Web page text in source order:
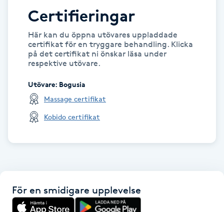
Gravidmassage
Gravidyoga
Gruppträning
Gua Sha-massage
Healing
Certifieringar
Här kan du öppna utövares uppladdade
certifikat för en tryggare behandling. Klicka
på det certifikat ni önskar läsa under
respektive utövare.
Utövare: Bogusia
Massage certifikat
Kobido certifikat
För en smidigare upplevelse